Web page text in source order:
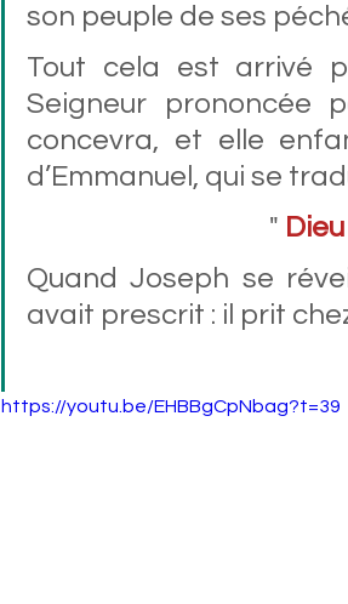
son peuple de ses
Tout cela est arrivé
Seigneur prononcée
concevra, et elle
d’Emmanuel, qui se
                                        "
Quand Joseph se
avait prescrit : il prit
https://youtu.be/EHBBgCpNbag?t=39